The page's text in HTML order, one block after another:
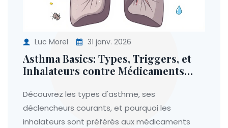
Luc Morel 31 janv. 2026
Asthma Basics: Types, Triggers, et
Inhalateurs contre Médicaments
Découvrez les types d'asthme, ses
déclencheurs courants, et pourquoi les
inhalateurs sont préférés aux médicaments